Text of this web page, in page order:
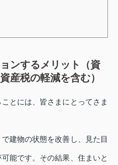
ンするメリット（資
産税の軽減を含む）
とには、皆さまにとってさま
建物の状態を改善し、見た目
能です。その結果、住まいと